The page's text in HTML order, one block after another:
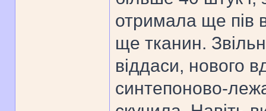
отримала ще пів
ще тканин.
віддаси, нового
синтепоново-